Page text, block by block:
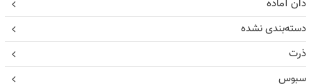
دان آماده
دسته‌بندی نشده
ذرت
سبوس